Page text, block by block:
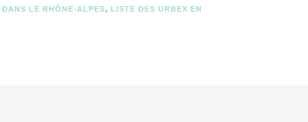
LE RHÔNE-ALPES, LISTE DES URBEX EN